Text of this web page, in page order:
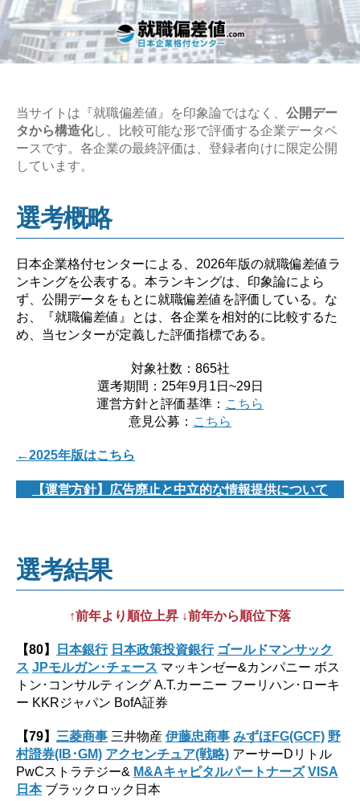
当サイトは『就職偏差値』を印象論ではなく、 公開デー
タから構造化し、比較可能な形で評価する企業データベ
ースです。各企業の最終評価は、登録者向けに限定公開
しています。
選考概略
日本企業格付センターによる、2026年版の就職偏差値ラ
ンキングを公表する。本ランキングは、印象論によら
ず、公開データをもとに就職偏差値を評価している。な
お、『就職偏差値』とは、各企業を相対的に比較するた
め、当センターが定義した評価指標である。
対象社数：865社
選考期間：25年9月1日~29日
運営方針と評価基準： こちら
意見公募： こちら
←2025年版はこちら
【運営方針】広告廃止と中立的な情報提供について
選考結果
↑前年より順位上昇 ↓前年から順位下落
【80】 日本銀行 日本政策投資銀行 ゴールドマンサック
ス JPモルガン･チェース マッキンゼー&カンパニー ボス
トン･コンサルティング A.T.カーニー フーリハン･ローキ
ー KKRジャパン BofA証券
【79】 三菱商事 三井物産 伊藤忠商事 みずほFG(GCF) 野
村證券(IB･GM) アクセンチュア(戦略) アーサーDリトル
PwCストラテジー& M&Aキャピタルパートナーズ VISA
日本ブラックロック日本